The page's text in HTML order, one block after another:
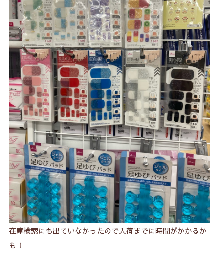
7-9. ベースコートで長持ち！
7-10. トップジェルで爪先をガード！
8. 取り扱い店舗は？
9. ネイルジュエリーシールも新発売！
10. 推し活におすすめのジェルネイルシールは？
在庫検索にも出ていなかったので入荷までに時間がかかるか
も！